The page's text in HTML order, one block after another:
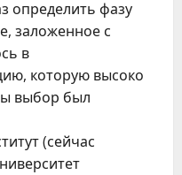
определить фазу
заложенное с
в
которую высоко
выбор был
(сейчас